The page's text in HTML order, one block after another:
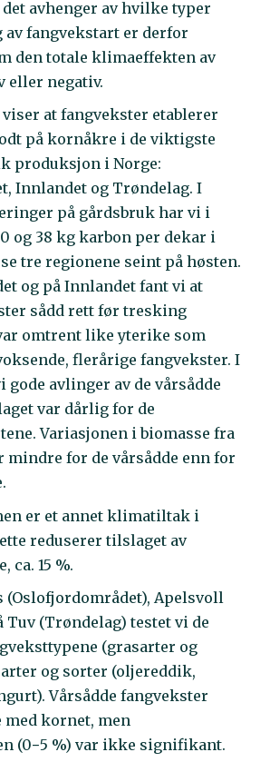
avhenger av hvilke typer
av fangvekstart er derfor
den totale klimaeffekten av
eller negativ.
viser at fangvekster etablerer
på kornåkre i de viktigste
produksjon i Norge:
Innlandet og Trøndelag. I
på gårdsbruk har vi i
og 38 kg karbon per dekar i
tre regionene seint på høsten.
og på Innlandet fant vi at
sådd rett før tresking
omtrent like yterike som
flerårige fangvekster. I
avlinger av de vårsådde
var dårlig for de
Variasjonen i biomasse fra
mindre for de vårsådde enn for
er et annet klimatiltak i
reduserer tilslaget av
ca. 15 %.
(Oslofjordområdet), Apelsvoll
Tuv (Trøndelag) testet vi de
(grasarter og
og sorter (oljereddik,
Vårsådde fangvekster
kornet, men
(0−5 %) var ikke signifikant.